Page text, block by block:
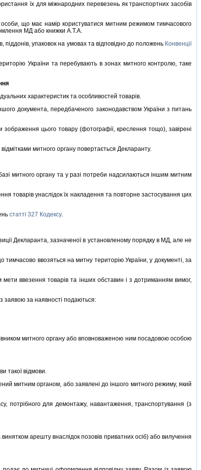
їх для мiжнародних перевезень як транспортних засобiв
що має намiр користуватися митним режимом тимчасового
МД або книжки А.Т.А.
упаковок на умовах та вiдповiдно до положень Конвенцiї
України та перебувають в зонах митного контролю, таке
характеристик та особливостей товарiв.
документа, передбаченого законодавством України з питань
цього товару (фотографiї, креслення тощо), завiренi
митного органу повертається Декларанту.
митного органу та у разi потреби надсилаються iншим митним
унаслiдок їх накладення та повторне застосування цих
статтi 327 Кодексу.
Декларанта, зазначеної в установленому порядку в МД, але не
ввозяться на митну територiю України, у документi, за
ввезення товарiв та iнших обставин i з дотриманням вимог,
заявою за наявностi подаються:
митного органу або вповноваженою ним посадовою особою
такої вiдмови.
митним органом, або заявленi до iншого митного режиму, який
потрiбного для демонтажу, навантаження, транспортування (з
арешту внаслiдок позовiв приватних осiб) або вилучення